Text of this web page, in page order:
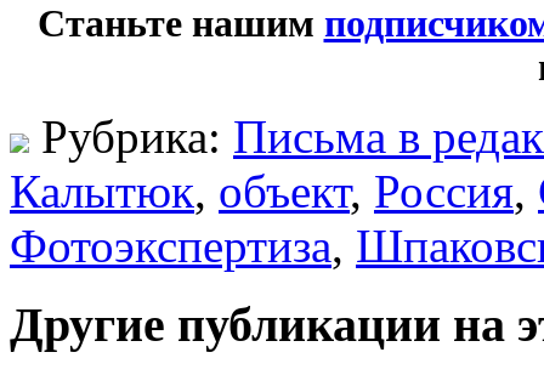
Станьте нашим
Рубрика: Письма в
Калытюк, объект, Россия,
Фотоэкспертиза,
Другие публикации на